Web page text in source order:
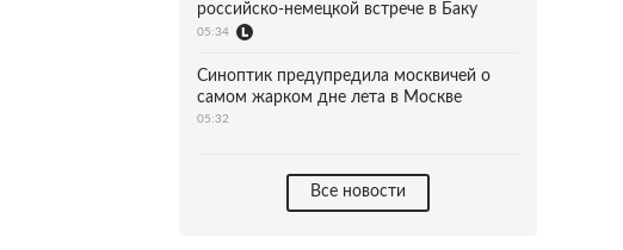
российско-немецкой встрече в Баку
05:34
Синоптик предупредила москвичей о
самом жарком дне лета в Москве
05:32
Все новости